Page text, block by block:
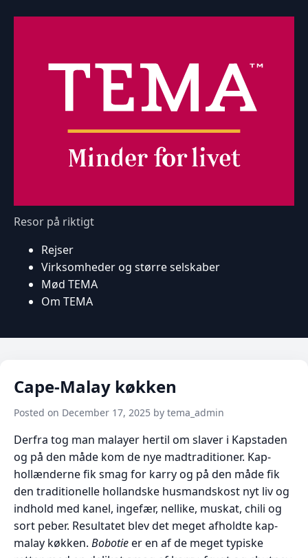
Resor på riktigt
Rejser
Virksomheder og større selskaber
Mød TEMA
Om TEMA
Cape-Malay køkken
Posted on December 17, 2025 by tema_admin
Derfra tog man malayer hertil om slaver i Kapstaden
og på den måde kom de nye madtraditioner. Kap-
hollænderne fik smag for karry og på den måde fik
den traditionelle hollandske husmandskost nyt liv og
indhold med kanel, ingefær, nellike, muskat, chili og
sort peber. Resultatet blev det meget afholdte kap-
malay køkken. Bobotieer en af de meget typiske